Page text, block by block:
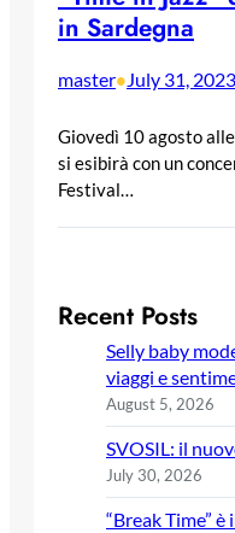
in Sardegna
master•July 31, 2023
Giovedì 10 agosto
si esibirà con un
Festival…
Recent Posts
Selly baby
viaggi e
August 5, 2026
SVOSIL: il
July 30, 2026
“Break Time”